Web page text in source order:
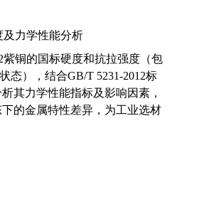
及力学性能分析
紫铜的国标硬度和抗拉强度（包
态），结合GB/T 5231-2012标
其力学性能指标及影响因素，
的金属特性差异，为工业选材